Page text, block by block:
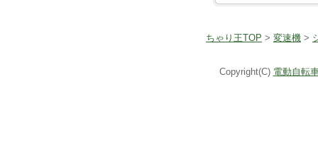
ちゃり王TOP > 変速機 >
Copyright(C) 電動自転